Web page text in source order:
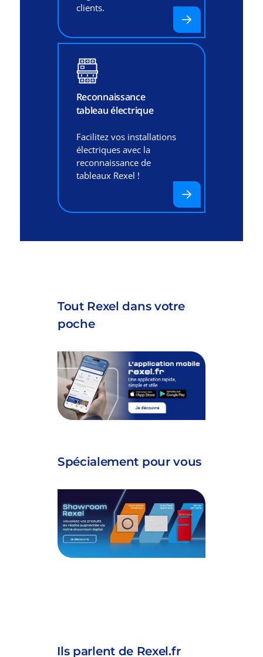
clients.
Reconnaissance
tableau électrique
Facilitez vos installations
électriques avec la
reconnaissance de
tableaux Rexel !
Tout Rexel dans votre
poche
Spécialement pour vous
Ils parlent de Rexel.fr